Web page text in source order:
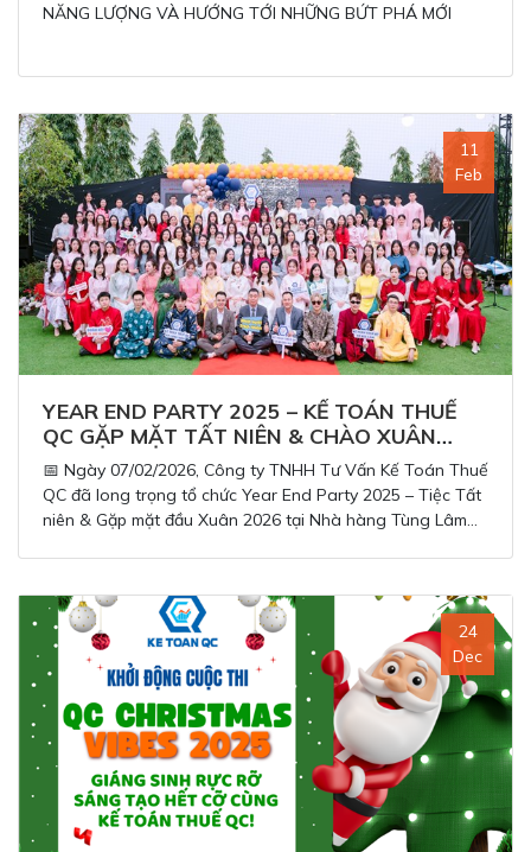
NĂNG LƯỢNG VÀ HƯỚNG TỚI NHỮNG BỨT PHÁ MỚI
11
Feb
YEAR END PARTY 2025 – KẾ TOÁN THUẾ
QC GẶP MẶT TẤT NIÊN & CHÀO XUÂN
2026
📅 Ngày 07/02/2026, Công ty TNHH Tư Vấn Kế Toán Thuế
QC đã long trọng tổ chức Year End Party 2025 – Tiệc Tất
niên & Gặp mặt đầu Xuân 2026 tại Nhà hàng Tùng Lâm
thân thiết.
24
Dec